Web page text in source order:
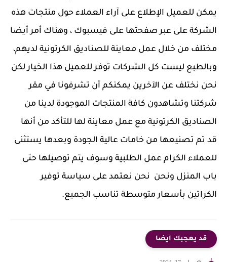
يمكن للعميل الإطلاع على آراء العملاء حول منتجات هذه
الشركة على عبر صفحتها على فيسبوك ، وهناك أمر أيضا
مختلف من خلال عمل معاينة للصناديق الكرتونية لديهم،
وبالطبع ليست كل الشركات توفر للعميل هذا الخيار لكن
نحن نختلف عن الآخرين يمكنكم أن تشرفونا في مقر
شركتنا وتشاهدون كافة المنتجات الموجودة لدينا من
الصناديق الكرتونية مع عمل معاينة لها للتأكد من أنها
قد تم تصنيعها من خامات عالية الجودة وبعدها يستثنى
للعملاء الكرام عمل الطلبية وسوف يتم توصيلها حتى
باب المنزل ونحن نحن نعتمد على سياسة توفير
الكراتين بأسعار متوسطة تناسب الجميع.
قد يعجبك ايضا